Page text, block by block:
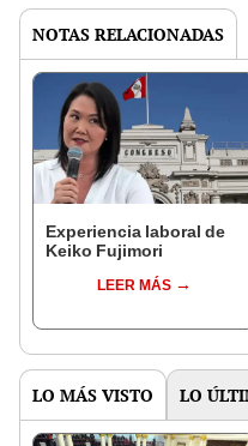
NOTAS RELACIONADAS
Experiencia laboral de
Keiko Fujimori
LEER MÁS
LO MÁS VISTO LO